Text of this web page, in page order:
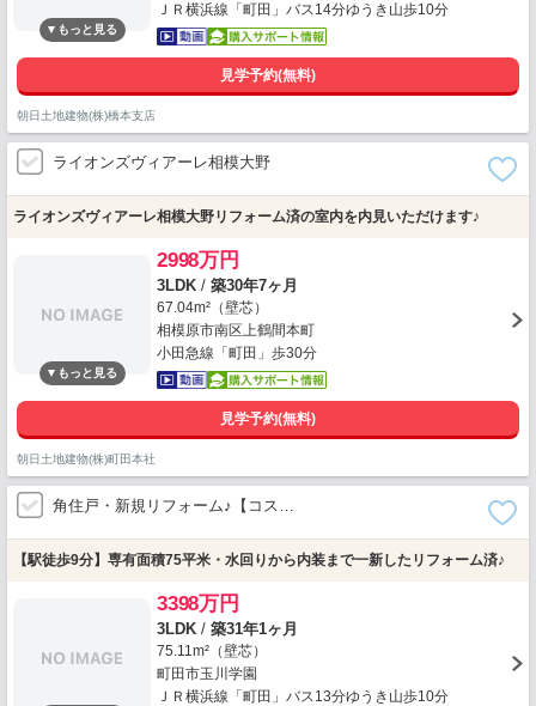
ＪＲ横浜線「町田」バス14分ゆうき山歩10分
見学予約(無料)
朝日土地建物(株)橋本支店
ライオンズヴィアーレ相模大野
ライオンズヴィアーレ相模大野リフォーム済の室内を内見いただけます♪
2998万円
3LDK / 築30年7ヶ月
67.04m²（壁芯）
相模原市南区上鶴間本町
小田急線「町田」歩30分
見学予約(無料)
朝日土地建物(株)町田本社
角住戸・新規リフォーム♪【コス…
【駅徒歩9分】専有面積75平米・水回りから内装まで一新したリフォーム済♪
3398万円
3LDK / 築31年1ヶ月
75.11m²（壁芯）
町田市玉川学園
ＪＲ横浜線「町田」バス13分ゆうき山歩10分